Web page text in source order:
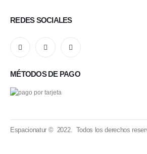
REDES SOCIALES
MÉTODOS DE PAGO
Espacionatur © 2022. Todos los derechos